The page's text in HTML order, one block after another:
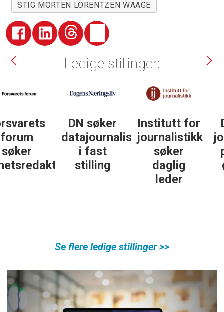
STIG MORTEN LORENTZEN WAAGE
Ledige stillinger:
DN søker
datajournalist
i fast
stilling
Institutt for
journalistikk
søker
daglig
DN søker
journalist
personlig
økonomi
Se flere ledige stillinger >>